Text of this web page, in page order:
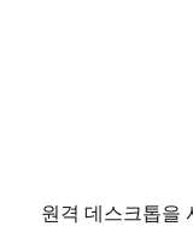
원격 데스크톱을